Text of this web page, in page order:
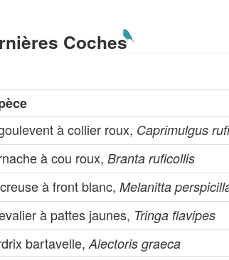
Coches
à collier roux, Caprimulgus
à cou roux,Branta ruficollis
à front blanc,Melanitta
à pattes jaunes, Tringa flavipes
bartavelle,Alectoris graeca